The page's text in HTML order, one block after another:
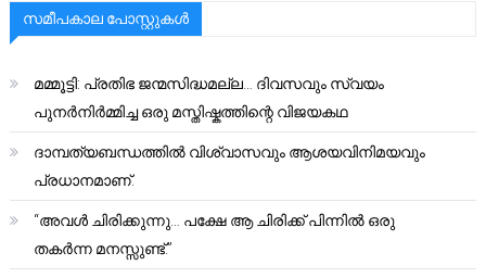
സമീപകാല പോസ്റ്റുകൾ
മമ്മൂട്ടി: പ്രതിഭ ജന്മസിദ്ധമല്ല… ദിവസവും സ്വയം
പുനർനിർമ്മിച്ച ഒരു മസ്തിഷ്കത്തിന്റെ വിജയകഥ
ദാമ്പത്യബന്ധത്തിൽ വിശ്വാസവും ആശയവിനിമയവും
പ്രധാനമാണ്.
“അവൾ ചിരിക്കുന്നു… പക്ഷേ ആ ചിരിക്ക് പിന്നിൽ ഒരു
തകർന്ന മനസ്സുണ്ട്.”